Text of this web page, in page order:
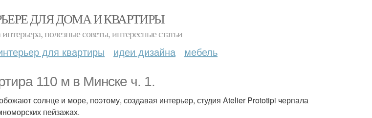
ДЛЯ ДОМА И КВАРТИРЫ
полезные советы, интересные статьи
для квартиры идеи дизайна мебель
110 м в Минске ч. 1.
солнце и море, поэтому, создавая интерьер, студия Atelier Prototipi черпала
пейзажах.